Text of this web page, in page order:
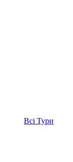
Всі Тури